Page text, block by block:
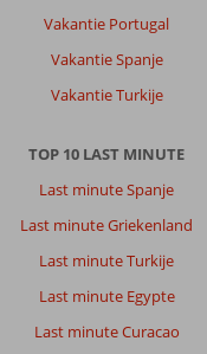
Vakantie Portugal
Vakantie Spanje
Vakantie Turkije
TOP 10 LAST MINUTE
Last minute Spanje
Last minute Griekenland
Last minute Turkije
Last minute Egypte
Last minute Curacao